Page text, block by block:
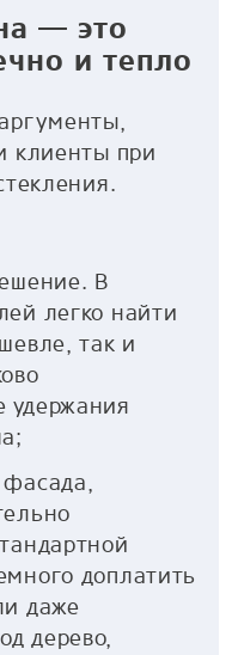
— это
и тепло
клиенты при
В
легко найти
так и
фасада,
доплатить
даже
дерево,